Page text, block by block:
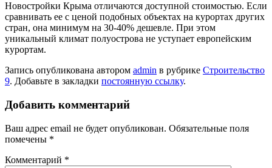
Новостройки Крыма отличаются доступной стоимостью. Если
сравнивать ее с ценой подобных объектах на курортах других
стран, она минимум на 30-40% дешевле. При этом
уникальный климат полуострова не уступает европейским
курортам.
Запись опубликована автором admin в рубрике Строительство
9. Добавьте в закладки постоянную ссылку.
Добавить комментарий
Ваш адрес email не будет опубликован. Обязательные поля
помечены *
Комментарий *